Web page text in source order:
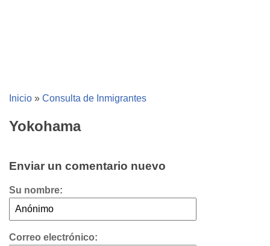
Inicio » Consulta de Inmigrantes
Yokohama
Enviar un comentario nuevo
Su nombre:
Correo electrónico: